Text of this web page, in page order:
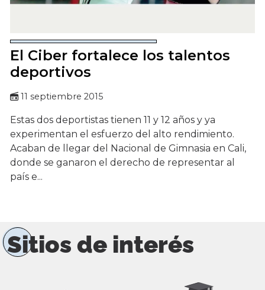
El Ciber fortalece los talentos
deportivos
11 septiembre 2015
Estas dos deportistas tienen 11 y 12 años y ya
experimentan el esfuerzo del alto rendimiento.
Acaban de llegar del Nacional de Gimnasia en Cali,
donde se ganaron el derecho de representar al
país e...
Sitios de interés